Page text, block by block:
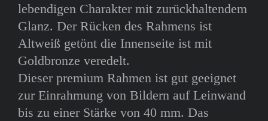
lebendigen Charakter mit zurückhaltendem
Glanz. Der Rücken des Rahmens ist
Altweiß getönt die Innenseite ist mit
Goldbronze veredelt.
Dieser premium Rahmen ist gut geeignet
zur Einrahmung von Bildern auf Leinwand
bis zu einer Stärke von 40 mm. Das